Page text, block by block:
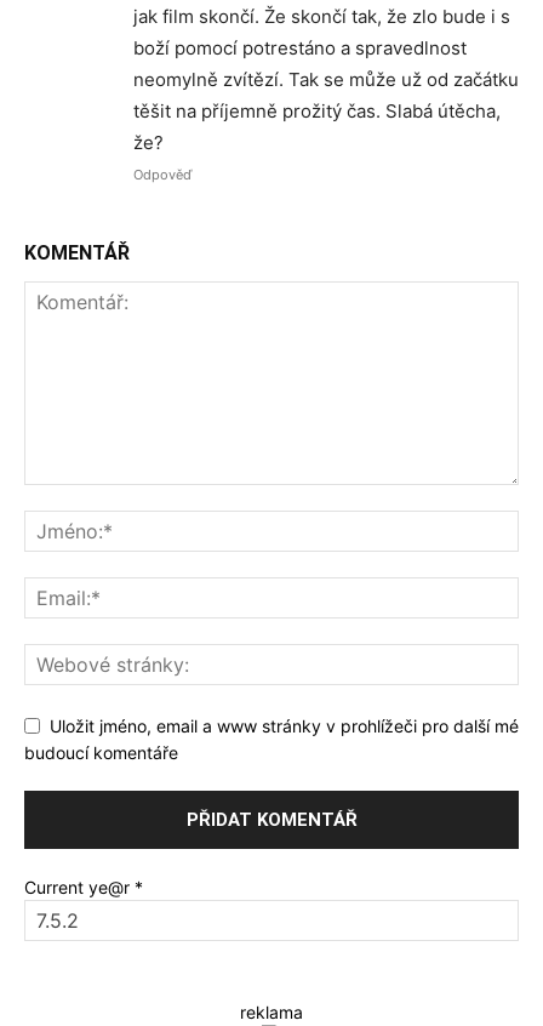
jak film skončí. Že skončí tak, že zlo bude i s
boží pomocí potrestáno a spravedlnost
neomylně zvítězí. Tak se může už od začátku
těšit na příjemně prožitý čas. Slabá útěcha,
že?
Odpověď
KOMENTÁŘ
Uložit jméno, email a www stránky v prohlížeči pro další mé
budoucí komentáře
Current ye@r *
reklama